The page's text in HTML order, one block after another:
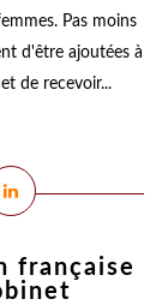
Pas moins
d'être ajoutées à
de recevoir...
française